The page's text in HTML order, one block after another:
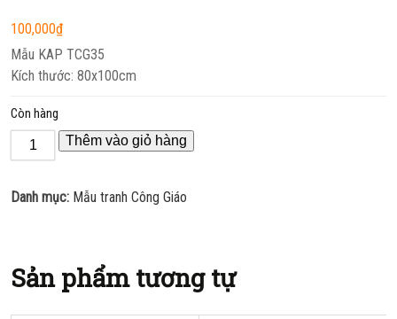
100,000₫
Mẫu KAP TCG35
Kích thước: 80x100cm
Còn hàng
Thêm vào giỏ hàng
Danh mục: Mẫu tranh Công Giáo
Sản phẩm tương tự